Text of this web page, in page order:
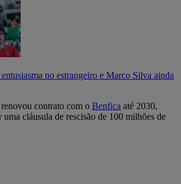
no estrangeiro e Marco Silva ainda
contrato com o Benfica até 2030,
cláusula de rescisão de 100 milhões de